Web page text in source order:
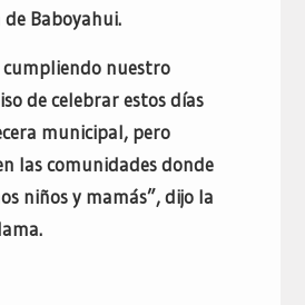
Baboyahui.
cumpliendo nuestro
de celebrar estos días
municipal, pero
las comunidades donde
niños y mamás”, dijo la